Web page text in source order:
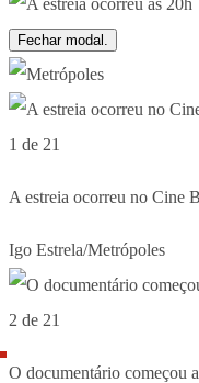
Fechar modal.
1 de 21
A estreia ocorreu no Cine
Igo Estrela/Metrópoles
2 de 21
O documentário começou